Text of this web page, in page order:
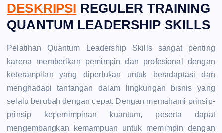
DESKRIPSI REGULER TRAINING
QUANTUM LEADERSHIP SKILLS
Pelatihan Quantum Leadership Skills sangat penting
karena memberikan pemimpin dan profesional dengan
keterampilan yang diperlukan untuk beradaptasi dan
menghadapi tantangan dalam lingkungan bisnis yang
selalu berubah dengan cepat. Dengan memahami prinsip-
prinsip kepemimpinan kuantum, peserta dapat
mengembangkan kemampuan untuk memimpin dengan